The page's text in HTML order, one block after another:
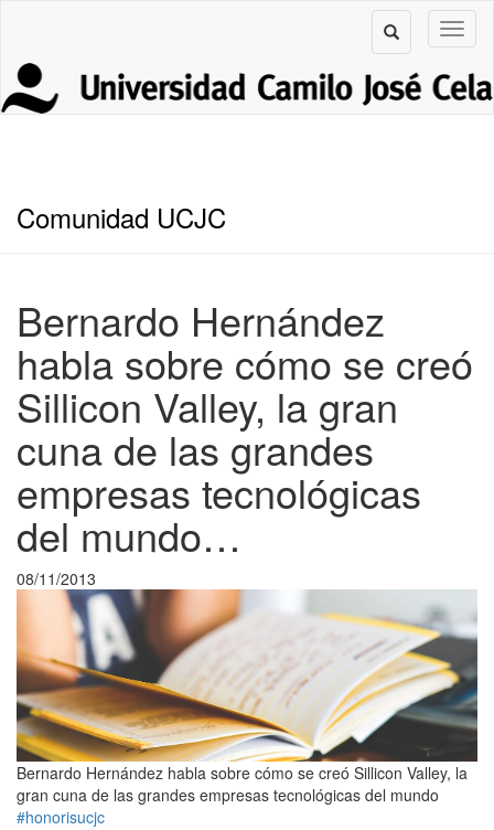
Comunidad UCJC
Bernardo Hernández
habla sobre cómo se creó
Sillicon Valley, la gran
cuna de las grandes
empresas tecnológicas
del mundo…
08/11/2013
Bernardo Hernández habla sobre cómo se creó Sillicon Valley, la
gran cuna de las grandes empresas tecnológicas del mundo
#honorisucjc